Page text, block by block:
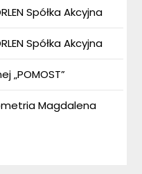
Spółka Akcyjna
Spółka Akcyjna
„POMOST”
Magdalena